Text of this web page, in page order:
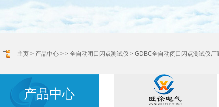
主页 > 产品中心 > > 全自动闭口闪点测试仪 > GDBC全自动闭口闪点测试仪厂
产品中心